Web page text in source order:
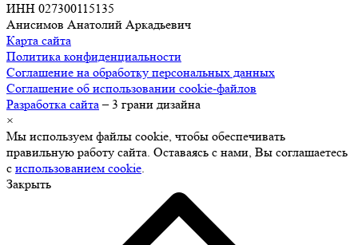
ИНН 027300115135
Анисимов Анатолий Аркадьевич
Карта сайта
Политика конфиденциальности
Соглашение на обработку персональных данных
Соглашение об использовании cookie-файлов
Разработка сайта– 3 грани дизайна
×
Мы используем файлы cookie, чтобы обеспечивать
правильную работу сайта. Оставаясь с нами, Вы соглашаетесь
с использованием cookie.
Закрыть